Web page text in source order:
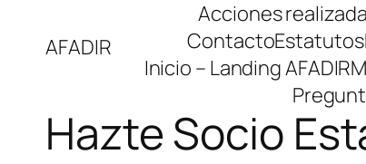
AFADIR
Acciones
ContactoEstatutos
Inicio – Landing AFADIR
Hazte Socio